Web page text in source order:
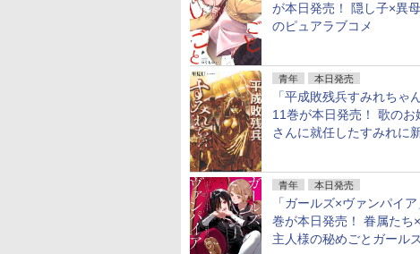
が本日発売！ 隠し子×異
のピュアラブコメ
青年 本日発売
「平成敗残兵すみれちゃん
11巻が本日発売！ 歌のお
さんに就任したすみれに新
青年 本日発売
「ガールズ×ヴァンパイア
巻が本日発売！ 眷属たち
主人様の秘めごとガールズ